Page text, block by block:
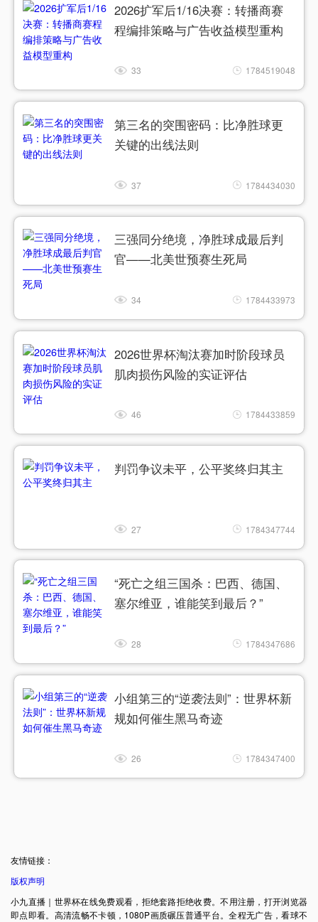
2026扩军后1/16决赛：转播商赛
程编排策略与广告收益模型重构
33 1784519048
第三名的突围密码：比净胜球更
关键的出线法则
37 1784434030
三强同分绝境，净胜球成最后判
官——北美世预赛生死局
34 1784433973
2026世界杯淘汰赛加时阶段球员
肌肉损伤风险的实证评估
46 1784433859
判罚争议未平，公平奖终归其主
27 1784347744
“死亡之组三国杀：巴西、德国、
塞尔维亚，谁能笑到最后？”
28 1784347686
小组第三的“逆袭法则”：世界杯新
规如何催生黑马奇迹
26 1784347400
友情链接：
版权声明
小九直播｜世界杯在线免费观看，拒绝套路拒绝收费。不用注册，打开浏览器
即点即看。高清流畅不卡顿，1080P画质碾压普通平台。全程无广告，看球不